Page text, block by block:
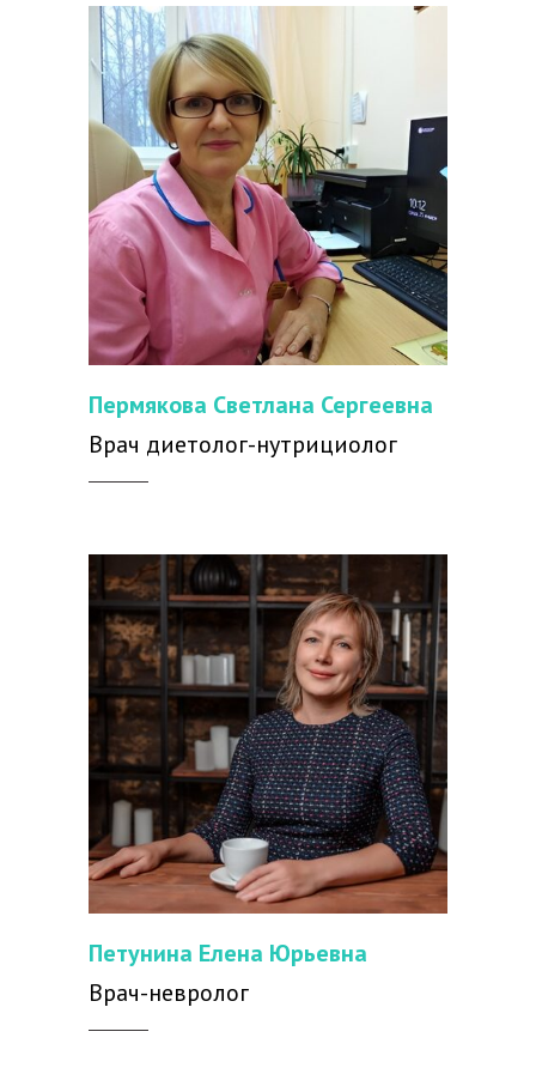
Пермякова Светлана Сергеевна
Врач диетолог-нутрициолог
Петунина Елена Юрьевна
Врач-невролог